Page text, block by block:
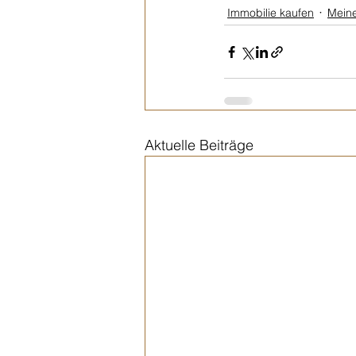
Immobilie kaufen
Aktuelle Beiträge